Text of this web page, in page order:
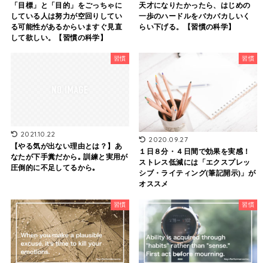
「目標」と「目的」をごっちゃに
している人は努力が空回りしてい
る可能性があるからいますぐ見直
して欲しい。【習慣の科学】
天才になりたかったら、はじめの
一歩のハードルをバカバカしいく
らい下げる。【習慣の科学】
習慣
2021.10.22
【やる気が出ない理由とは？】あ
なたが下手糞だから｡ 訓練と実用が
圧倒的に不足してるから｡
習慣
2020.09.27
１日８分・４日間で効果を実感！
ストレス低減には「エクスプレッ
シブ・ライティング(筆記開示)」が
オススメ
習慣 習慣